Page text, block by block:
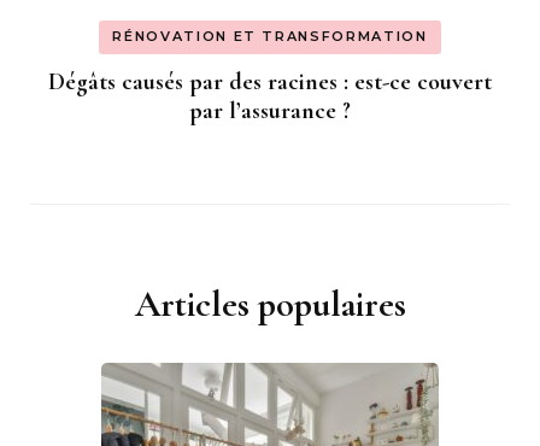
RÉNOVATION ET TRANSFORMATION
Dégâts causés par des racines : est-ce couvert
par l’assurance ?
Articles populaires